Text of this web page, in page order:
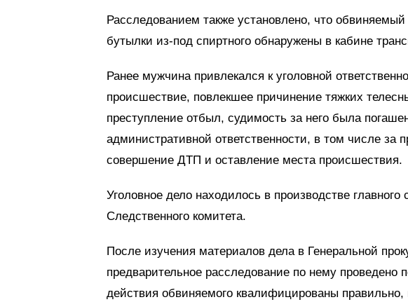
Расследованием также установлено, что
бутылки из-под спиртного обнаружены в кабине
Ранее мужчина привлекался к уголовной
происшествие, повлекшее причинение тяжких
преступление отбыл, судимость за него была
административной ответственности, в том числе за
совершение ДТП и оставление места происшествия.
Уголовное дело находилось в производстве главного
Следственного комитета.
После изучения материалов дела в Генеральной
предварительное расследование по нему проведено
действия обвиняемого квалифицированы